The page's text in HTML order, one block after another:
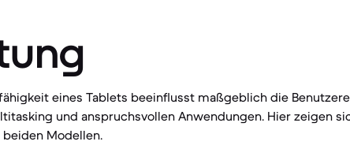
eines Tablets beeinflusst maßgeblich die
und anspruchsvollen Anwendungen. Hier zeigen
Modellen.